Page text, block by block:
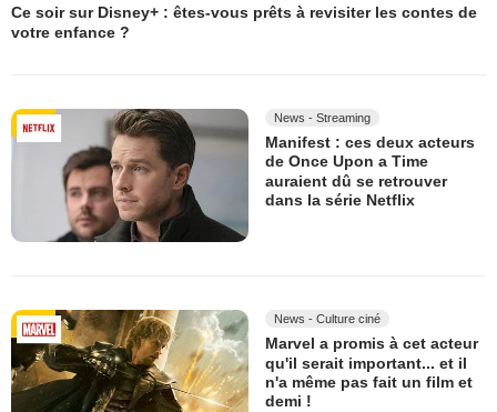
Ce soir sur Disney+ : êtes-vous prêts à revisiter les contes de
votre enfance ?
News - Streaming
Manifest : ces deux acteurs
de Once Upon a Time
auraient dû se retrouver
dans la série Netflix
News - Culture ciné
Marvel a promis à cet acteur
qu'il serait important... et il
n'a même pas fait un film et
demi !